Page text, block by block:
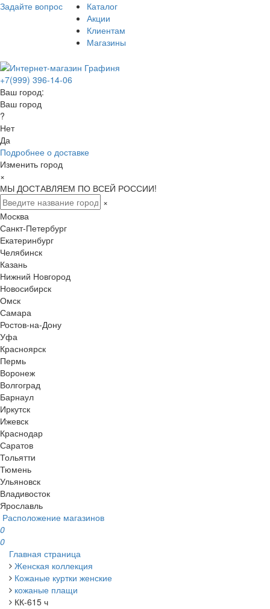
Задайте вопрос
Каталог
Акции
Клиентам
Магазины
+7(999) 396-14-06
Ваш город:
Ваш город
?
Нет
Да
Подробнее о доставке
Изменить город
×
МЫ ДОСТАВЛЯЕМ ПО ВСЕЙ РОССИИ!
×
Москва
Санкт-Петербург
Екатеринбург
Челябинск
Казань
Нижний Новгород
Новосибирск
Омск
Самара
Ростов-на-Дону
Уфа
Красноярск
Пермь
Воронеж
Волгоград
Барнаул
Иркутск
Ижевск
Краснодар
Саратов
Тольятти
Тюмень
Ульяновск
Владивосток
Ярославль
Расположение магазинов
0
0
Главная страница
Женская коллекция
Кожаные куртки женские
кожаные плащи
КК-615 ч